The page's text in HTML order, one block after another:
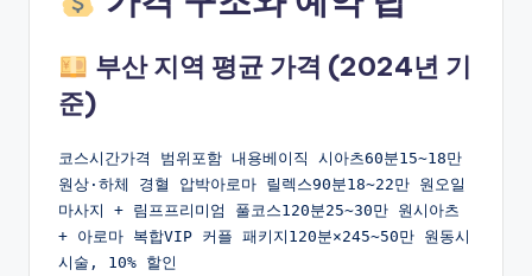
부산 지역 평균 가격 (2024년 기
준)
코스시간가격 범위포함 내용베이직 시아츠60분15~18만
원상·하체 경혈 압박아로마 릴렉스90분18~22만 원오일
마사지 + 림프프리미엄 풀코스120분25~30만 원시아츠
+ 아로마 복합VIP 커플 패키지120분×245~50만 원동시
시술, 10% 할인